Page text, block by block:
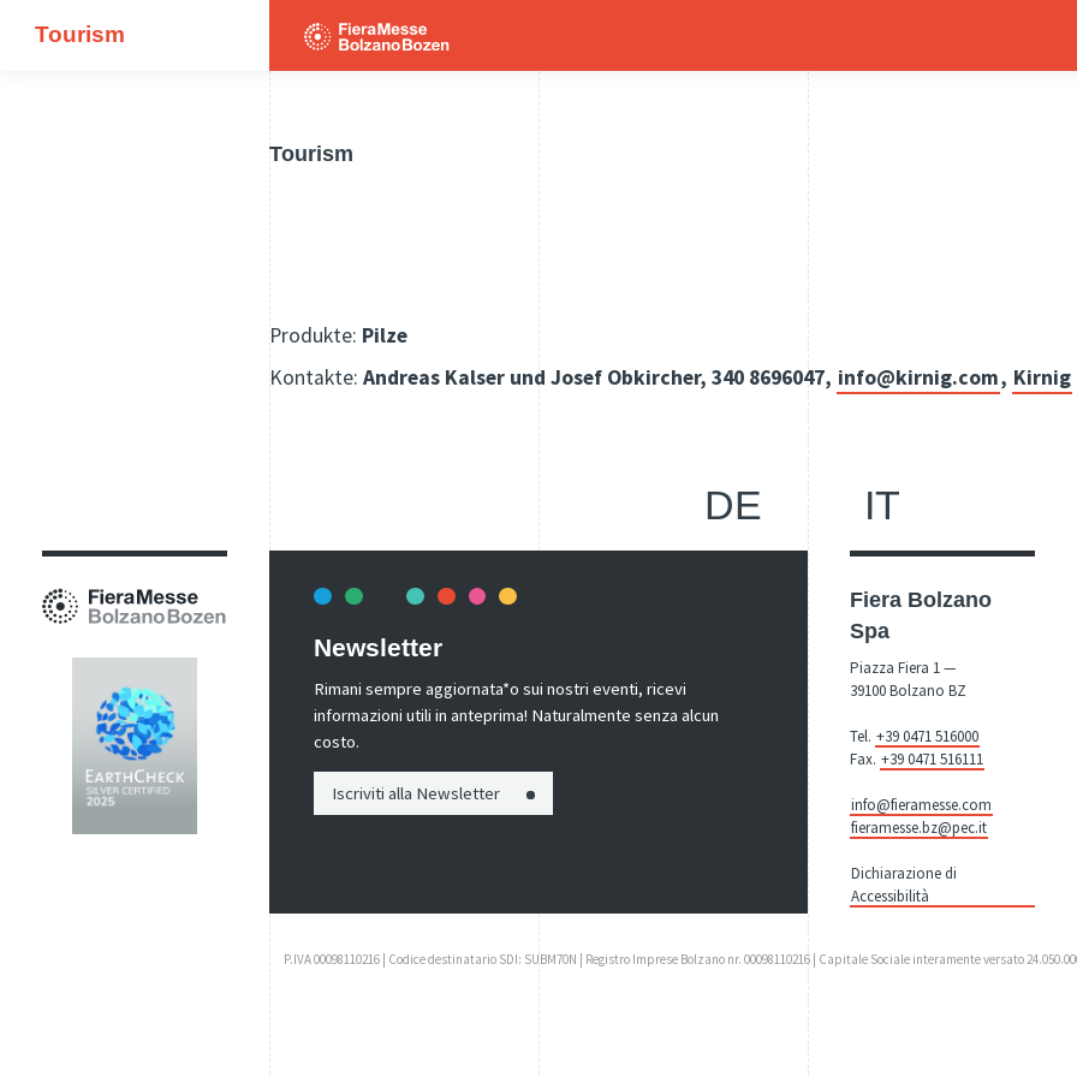
Tourism
Tourism
Produkte: Pilze
Kontakte: Andreas Kalser und Josef Obkircher, 340 8696047, info@kirnig.com, Kirnig
DE IT
Newsletter
Rimani sempre aggiornata*o sui nostri eventi, ricevi
informazioni utili in anteprima! Naturalmente senza alcun
costo.
Iscriviti alla Newsletter
Fiera Bolzano
Spa
Piazza Fiera 1 —
39100 Bolzano BZ
Tel. +39 0471 516000
Fax. +39 0471 516111
info@fieramesse.com
fieramesse.bz@pec.it
Dichiarazione di
Accessibilità
P.IVA 00098110216 | Codice destinatario SDI: SUBM70N | Registro Imprese Bolzano nr. 00098110216 | Capitale Sociale interamente versato